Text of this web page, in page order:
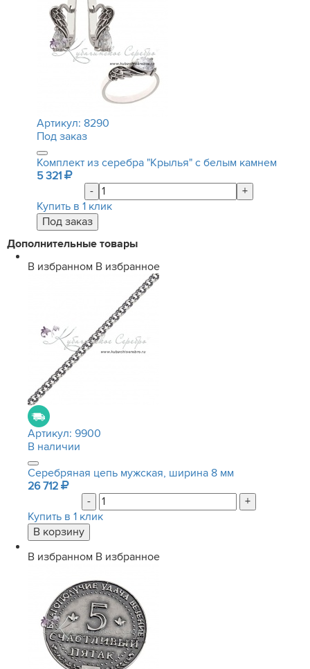
Артикул: 8290
Под заказ
Комплект из серебра "Крылья" с белым камнем
5 321
-
+
Купить в 1 клик
Дополнительные товары
В избранном В избранное
Артикул: 9900
В наличии
Серебряная цепь мужская, ширина 8 мм
26 712
-
+
Купить в 1 клик
В избранном В избранное